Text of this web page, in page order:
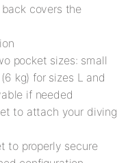
covers the
pocket sizes: small
kg) for sizes L and
if needed
to attach your diving
to properly secure